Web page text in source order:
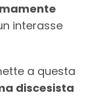
interasse
a questa
discesista